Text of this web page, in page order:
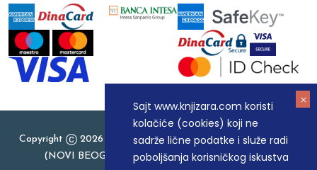
Sajt www.knjizara.com koristi
kolačiće (cookies) koji ne
sadrže lične podatke i služe radi
poboljšanja korisničkog iskustva
Copyright
2026 Knjizara.com - MAKART DOO BEOGRAD
(NOVI BEOGRAD), PIB: 105184104, MB: 20337524